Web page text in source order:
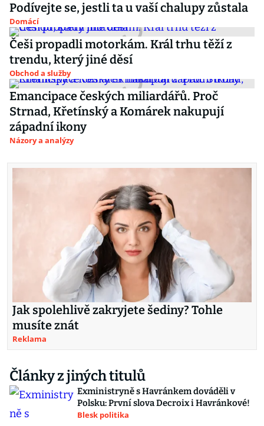
Podívejte se, jestli ta u vaší chalupy zůstala
Domácí
Češi propadli motorkám. Král trhu těží z
trendu, který jiné děsí
Obchod a služby
Emancipace českých miliardářů. Proč
Strnad, Křetínský a Komárek nakupují
západní ikony
Názory a analýzy
Jak spolehlivě zakryjete šediny? Tohle
musíte znát
Reklama
Články z jiných titulů
Exministryně s Havránkem dováděli v
Polsku: První slova Decroix i Havránkové!
Blesk politika